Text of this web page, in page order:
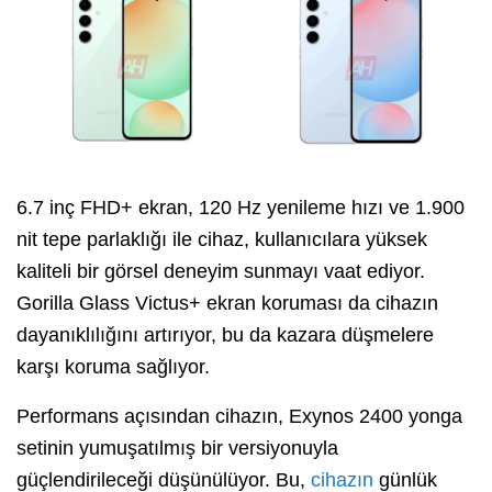
6.7 inç FHD+ ekran, 120 Hz yenileme hızı ve 1.900
nit tepe parlaklığı ile cihaz, kullanıcılara yüksek
kaliteli bir görsel deneyim sunmayı vaat ediyor.
Gorilla Glass Victus+ ekran koruması da cihazın
dayanıklılığını artırıyor, bu da kazara düşmelere
karşı koruma sağlıyor.
Performans açısından cihazın, Exynos 2400 yonga
setinin yumuşatılmış bir versiyonuyla
güçlendirileceği düşünülüyor. Bu, cihazın günlük